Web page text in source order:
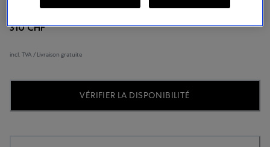
310 CHF
incl. TVA / Livraison gratuite
VÉRIFIER LA DISPONIBILITÉ